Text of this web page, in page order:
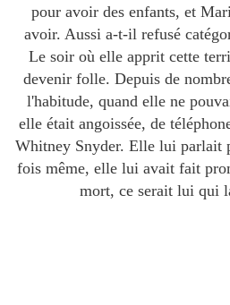
pour avoir des enfants, et
avoir. Aussi a-t-il refusé
Le soir où elle apprit cette
devenir folle. Depuis de
l'habitude, quand elle ne
elle était angoissée, de
Whitney Snyder. Elle lui parlait
fois même, elle lui avait fait
mort, ce serait lui qui